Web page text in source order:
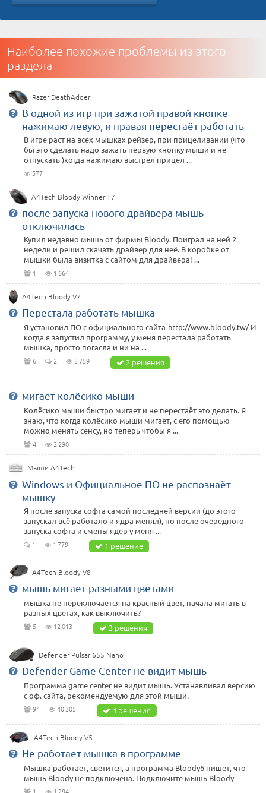
Наиболее похожие проблемы из этого
раздела
Razer DeathAdder
В одной из игр при зажатой правой кнопке
нажимаю левую, и правая перестаёт работать
В игре раст на всех мышках рейзер, при прицеливании (что
бы это сделать надо зажать первую кнопку мыши и не
отпускать )когда нажимаю выстрел прицел ...
577
A4Tech Bloody Winner T7
после запуска нового драйвера мышь
отключилась
Купил недавно мышь от фирмы Bloody. Поиграл на ней 2
недели и решил скачать драйвер для неё. В коробке от
мышки была визитка с сайтом для драйвера! ...
1 1 664
A4Tech Bloody V7
Перестала работать мышка
Я установил ПО с официального сайта-http://www.bloody.tw/ И
когда я запустил программу, у меня перестала работать
мышка, просто погасла и ни на ...
6 2 5 759 2 решения
мигает колёсико мыши
Колёсико мыши быстро мигает и не перестаёт это делать. Я
знаю, что когда колёсико мыши мигает, с его помощью
можно менять сенсу, но теперь чтобы я ...
4 2 290
Мыши A4Tech
Windows и Официальное ПО не распознаёт
мышку
Я после запуска софта самой последней версии (до этого
запускал всё работало и ядра менял), но после очередного
запуска софта и смены ядер у меня ...
1 1 779 1 решение
A4Tech Bloody V8
мышь мигает разными цветами
мышка не переключается на красный цвет, начала мигать в
разных цветах, как выключить?
5 12 013 3 решения
Defender Pulsar 655 Nano
Defender Game Center не видит мышь
Программа game center не видит мышь. Устанавливал версию
с оф. сайта, рекомендуемую для этой мыши.
94 40 305 4 решения
A4Tech Bloody V5
Не работает мышка в программе
Мышка работает, светится, а программа Bloody6 пишет, что
мышь Bloody не подключена. Подключите мышь Bloody
1 1 294